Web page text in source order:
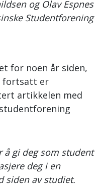
og Olav Espnes
Studentforening
for noen år siden,
fortsatt er
artikkelen med
å gi deg som student
deg i en
siden av studiet.